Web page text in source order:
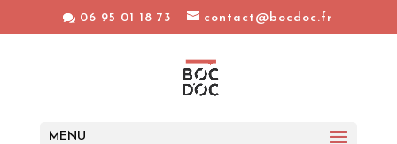
06 95 01 18 73 contact@bocdoc.fr